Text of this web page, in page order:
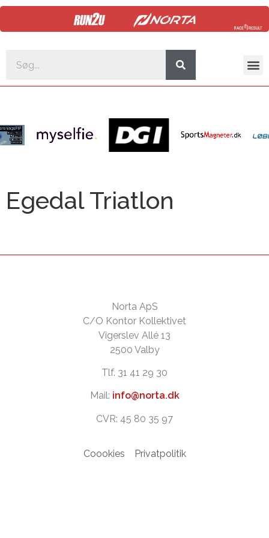
Egedal Triatlon
Norta ApS
C/O Kontor Kollektivet
Vigerslev Allé 13
2500 Valby
Tlf. 31 41 29 30
Mail: info@norta.dk
CVR: 45 80 35 97
Coookies Privatpolitik